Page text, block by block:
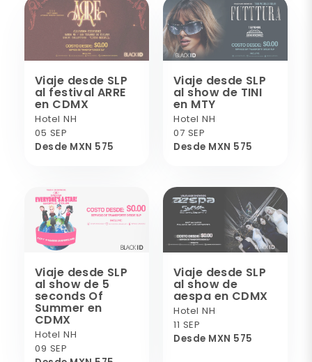
Viaje desde SLP
al festival ARRE
en CDMX
Hotel NH
05 SEP
Desde MXN 575
Viaje desde SLP
al show de TINI
en MTY
Hotel NH
07 SEP
Desde MXN 575
Viaje desde SLP
al show de 5
seconds Of
Summer en
CDMX
Hotel NH
09 SEP
Viaje desde SLP
al show de
aespa en CDMX
Hotel NH
11 SEP
Desde MXN 575